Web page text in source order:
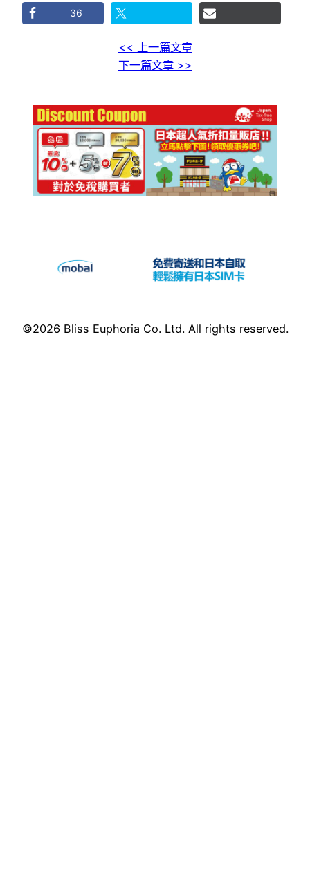
36
<< 上一篇文章
下一篇文章 >>
©2026 Bliss Euphoria Co. Ltd. All rights reserved.